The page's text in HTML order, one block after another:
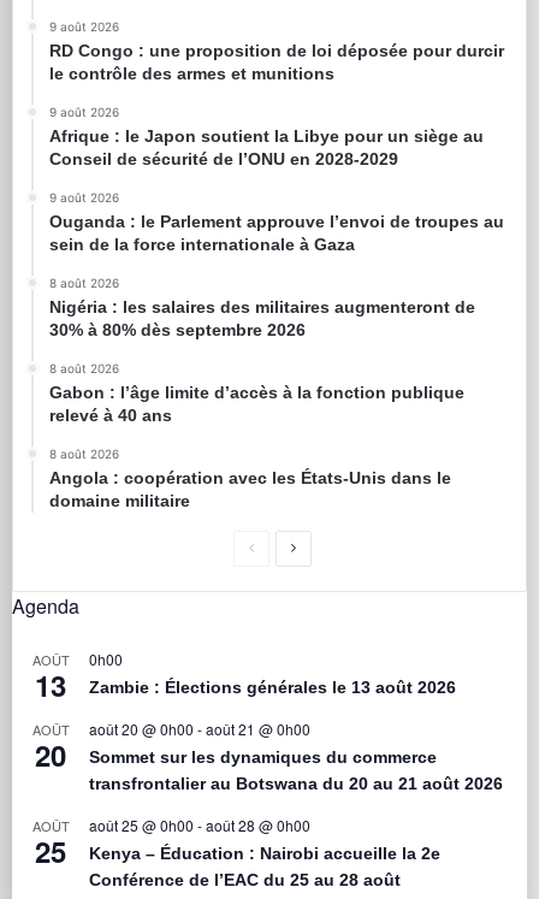
9 août 2026
RD Congo : une proposition de loi déposée pour durcir
le contrôle des armes et munitions
9 août 2026
Afrique : le Japon soutient la Libye pour un siège au
Conseil de sécurité de l’ONU en 2028-2029
9 août 2026
Ouganda : le Parlement approuve l’envoi de troupes au
sein de la force internationale à Gaza
8 août 2026
Nigéria : les salaires des militaires augmenteront de
30% à 80% dès septembre 2026
8 août 2026
Gabon : l’âge limite d’accès à la fonction publique
relevé à 40 ans
8 août 2026
Angola : coopération avec les États-Unis dans le
domaine militaire
Agenda
AOÛT
13
0h00
Zambie : Élections générales le 13 août 2026
AOÛT
20
août 20 @ 0h00 -août 21 @ 0h00
Sommet sur les dynamiques du commerce
transfrontalier au Botswana du 20 au 21 août 2026
AOÛT
25
août 25 @ 0h00 -août 28 @ 0h00
Kenya – Éducation : Nairobi accueille la 2e
Conférence de l’EAC du 25 au 28 août